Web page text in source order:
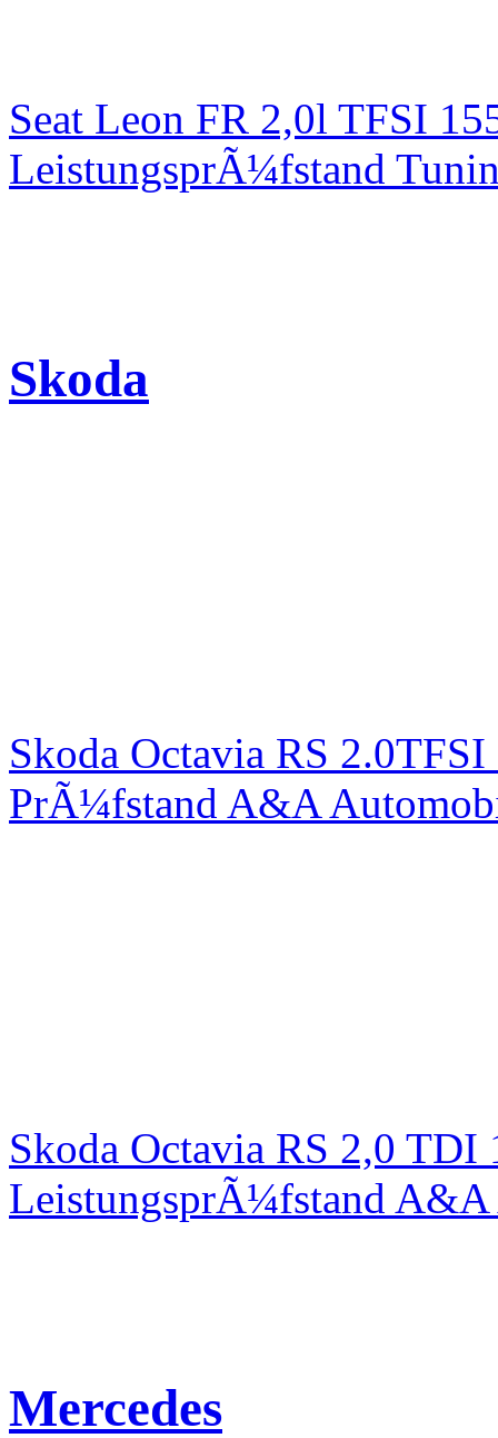
Seat Leon FR 2,0l TFSI
LeistungsprÃ¼fstand
Skoda
Skoda Octavia RS
PrÃ¼fstand A&A
Skoda Octavia RS 2,0
LeistungsprÃ¼fstand
Mercedes